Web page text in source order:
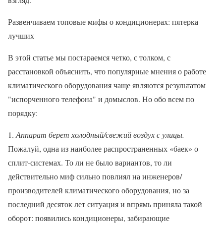
Развенчиваем топовые мифы о кондиционерах: пятерка
лучших
В этой статье мы постараемся четко, с толком, с
расстановкой объяснить, что популярные мнения о работе
климатического оборудования чаще являются результатом
"испорченного телефона" и домыслов. Но обо всем по
порядку:
1.Аппарат берет холодный/свежий воздух с улицы.
Пожалуй, одна из наиболее распространенных «баек» о
сплит-системах. То ли не было вариантов, то ли
действительно миф сильно повлиял на инженеров/
производителей климатического оборудования, но за
последний десяток лет ситуация и впрямь приняла такой
оборот: появились кондиционеры, забирающие